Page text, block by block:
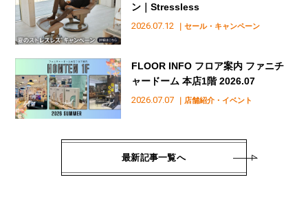
2026.07.12 ｜セール・キャンペーン
ン｜Stressless
2026.07.07 ｜店舗紹介・イベント
FLOOR INFO フロア案内 ファニチ
ャードーム 本店1階 2026.07
最新記事一覧へ